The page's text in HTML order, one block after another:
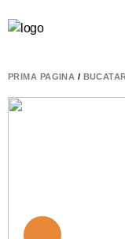
PRIMA PAGINĂ /